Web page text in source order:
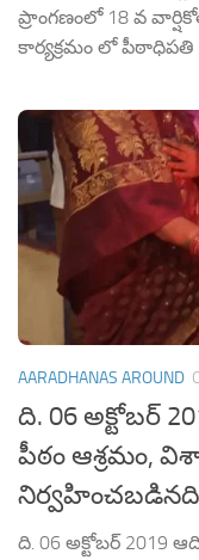
ప్రాంగణంలో 18 వ
కార్యక్రమం లో
AARADHANAS AROUND
ది. 06 అక్టోబర్
పీఠం ఆశ్రమం,
నిర్వహించబడినది
ది. 06 అక్టోబర్ 2019